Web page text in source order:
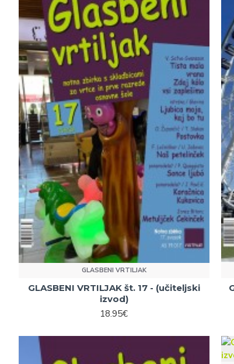
GLASBENI VRTILJAK
GLASBENI VRTILJAK št. 17 - (učiteljski
izvod)
18.95€